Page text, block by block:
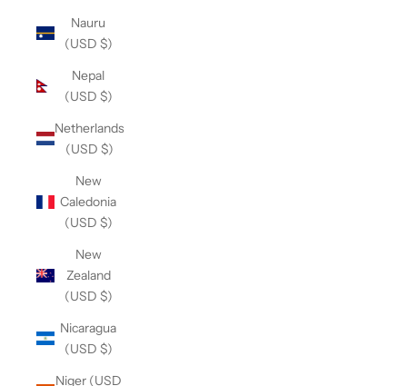
Nauru
(USD $)
Nepal
(USD $)
Netherlands
(USD $)
New
Caledonia
(USD $)
New
Zealand
(USD $)
Nicaragua
(USD $)
Niger (USD